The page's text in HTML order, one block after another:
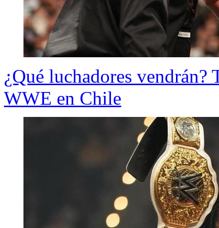
¿Qué luchadores vendrán?
WWE en Chile